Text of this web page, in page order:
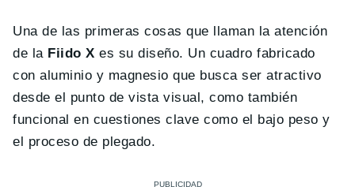
Una de las primeras cosas que llaman la atención
de la Fiido X es su diseño. Un cuadro fabricado
con aluminio y magnesio que busca ser atractivo
desde el punto de vista visual, como también
funcional en cuestiones clave como el bajo peso y
el proceso de plegado.